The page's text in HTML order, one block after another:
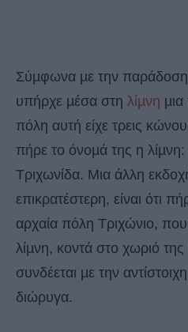
Σύµφωνα µε την
υπήρχε µέσα στη λίµνη
πόλη αυτή είχε τρεις
πήρε το όνοµά της η
Τριχωνίδα. Μια άλλη
επικρατέστερη, είναι ότι
αρχαία πόλη Τριχώνιο, που
λίµνη, κοντά στο χωριό
συνδέεται µε την
διώρυγα.